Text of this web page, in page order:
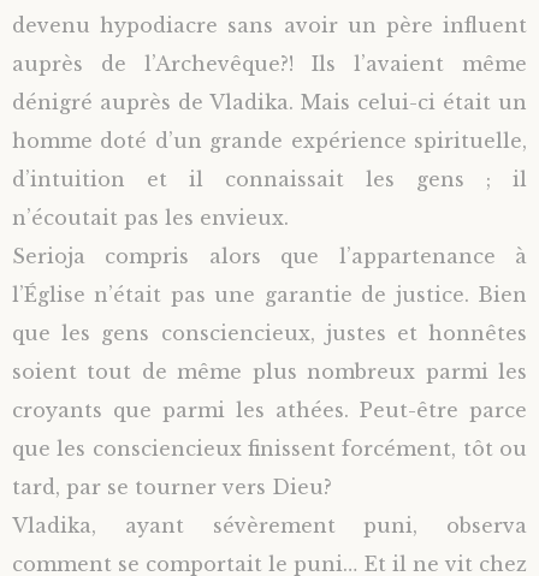
devenu hypodiacre sans avoir un père influent
auprès de l’Archevêque?! Ils l’avaient même
dénigré auprès de Vladika. Mais celui-ci était un
homme doté d’un grande expérience spirituelle,
d’intuition et il connaissait les gens ; il
n’écoutait pas les envieux.
Serioja compris alors que l’appartenance à
l’Église n’était pas une garantie de justice. Bien
que les gens consciencieux, justes et honnêtes
soient tout de même plus nombreux parmi les
croyants que parmi les athées. Peut-être parce
que les consciencieux finissent forcément, tôt ou
tard, par se tourner vers Dieu?
Vladika, ayant sévèrement puni, observa
comment se comportait le puni… Et il ne vit chez